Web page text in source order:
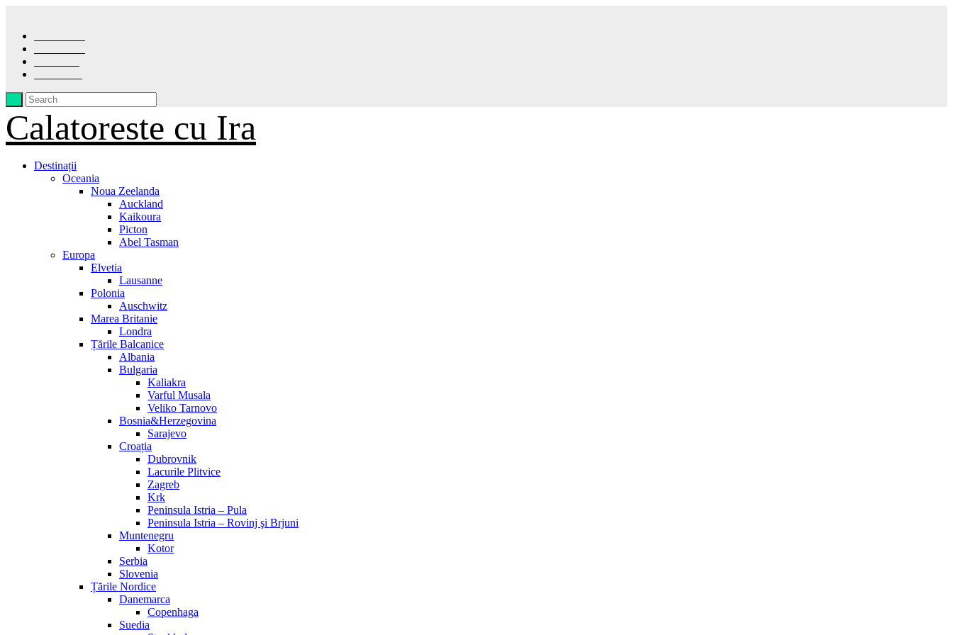
Calatoreste cu Ira
Destinații
Oceania
Noua Zeelanda
Auckland
Kaikoura
Picton
Abel Tasman
Europa
Elvetia
Lausanne
Polonia
Auschwitz
Marea Britanie
Londra
Țările Balcanice
Albania
Bulgaria
Kaliakra
Varful Musala
Veliko Tarnovo
Bosnia&Herzegovina
Sarajevo
Croația
Dubrovnik
Lacurile Plitvice
Zagreb
Krk
Peninsula Istria – Pula
Peninsula Istria – Rovinj şi Brjuni
Muntenegru
Kotor
Serbia
Slovenia
Țările Nordice
Danemarca
Copenhaga
Suedia